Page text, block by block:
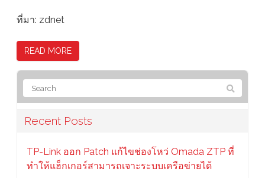
ที่มา: zdnet
READ MORE
Recent Posts
TP-Link ออก Patch แก้ไขช่องโหว่ Omada ZTP ที่
ทำให้แฮ็กเกอร์สามารถเจาะระบบเครือข่ายได้